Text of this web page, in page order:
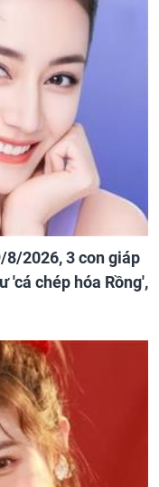
8/2026, 3 con giáp
'cá chép hóa Rồng',